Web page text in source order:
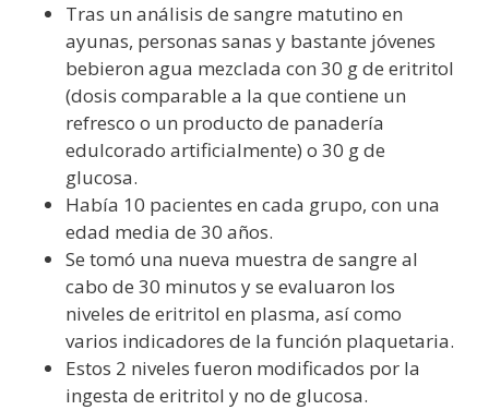
Tras un análisis de sangre matutino en
ayunas, personas sanas y bastante jóvenes
bebieron agua mezclada con 30 g de eritritol
(dosis comparable a la que contiene un
refresco o un producto de panadería
edulcorado artificialmente) o 30 g de
glucosa.
Había 10 pacientes en cada grupo, con una
edad media de 30 años.
Se tomó una nueva muestra de sangre al
cabo de 30 minutos y se evaluaron los
niveles de eritritol en plasma, así como
varios indicadores de la función plaquetaria.
Estos 2 niveles fueron modificados por la
ingesta de eritritol y no de glucosa.